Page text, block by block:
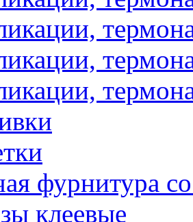
фурнитура
клеевые